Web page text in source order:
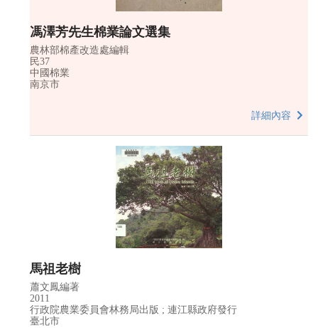
馮澤芳先生棉業論文選集
農林部棉產改造處編輯
民37
中國棉業
南京市
詳細內容
馬祖老樹
蕭文鳳編著
2011
行政院農業委員會林務局出版 ; 連江縣政府發行
臺北市